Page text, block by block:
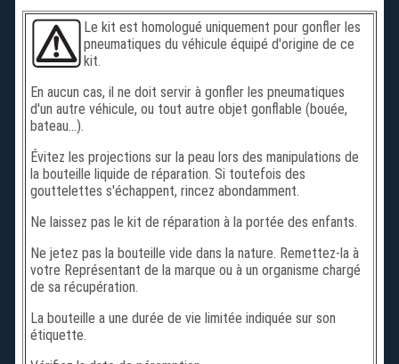
Le kit est homologué uniquement pour gonfler les
pneumatiques du véhicule équipé d'origine de ce
kit.
En aucun cas, il ne doit servir à gonfler les pneumatiques
d'un autre véhicule, ou tout autre objet gonflable (bouée,
bateau...).
Évitez les projections sur la peau lors des manipulations de
la bouteille liquide de réparation. Si toutefois des
gouttelettes s'échappent, rincez abondamment.
Ne laissez pas le kit de réparation à la portée des enfants.
Ne jetez pas la bouteille vide dans la nature. Remettez-la à
votre Représentant de la marque ou à un organisme chargé
de sa récupération.
La bouteille a une durée de vie limitée indiquée sur son
étiquette.